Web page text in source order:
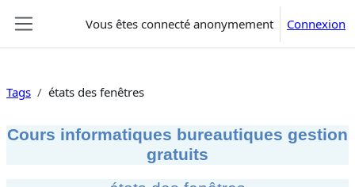
Vous êtes connecté anonymement Connexion
Tags états des fenêtres
Cours informatiques bureautiques gestion
gratuits